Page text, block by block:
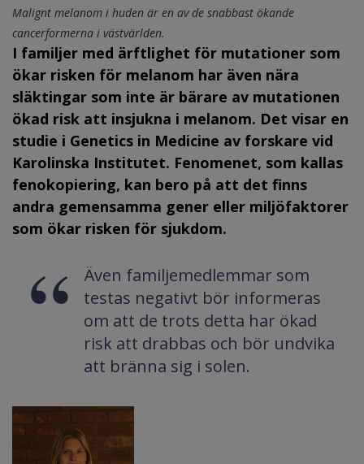
Malignt melanom i huden är en av de snabbast ökande
cancerformerna i västvärlden.
I familjer med ärftlighet för mutationer som
ökar risken för melanom har även nära
släktingar som inte är bärare av mutationen
ökad risk att insjukna i melanom. Det visar en
studie i Genetics in Medicine av forskare vid
Karolinska Institutet. Fenomenet, som kallas
fenokopiering, kan bero på att det finns
andra gemensamma gener eller miljöfaktorer
som ökar risken för sjukdom.
Även familjemedlemmar som
testas negativt bör informeras
om att de trots detta har ökad
risk att drabbas och bör undvika
att bränna sig i solen.